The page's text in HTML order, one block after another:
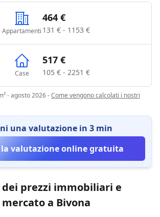
Appartamenti
464 €
131 € - 1153 €
Case
517 €
105 € - 2251 €
- agosto 2026-Come vengono calcolati i nostri
una valutazione in 3 min
valutazione online gratuita
prezzi immobiliari e
a Bivona